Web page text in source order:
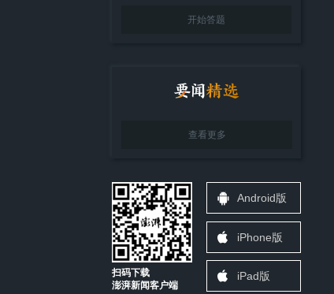
开始答题
查看更多
扫码下载
澎湃新闻客户端
Android版
iPhone版
iPad版